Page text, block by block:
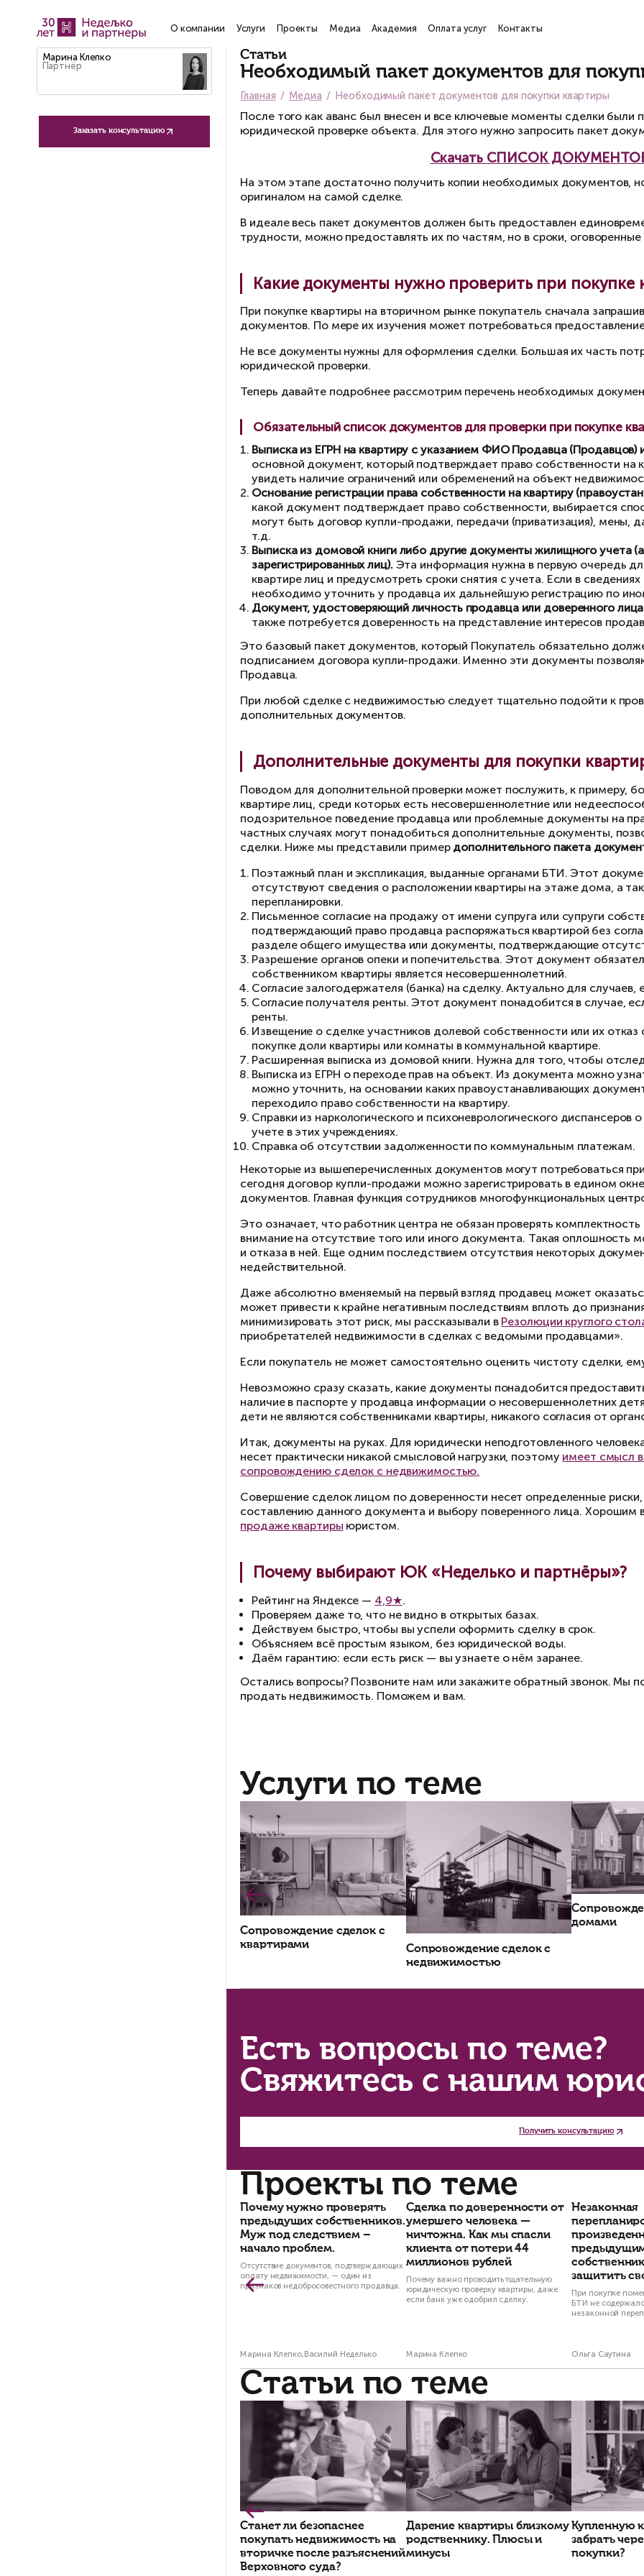
О компании Услуги Проекты Медиа Академия Оплата услуг
Марина Клепко
Статьи
Необходимый пакет
Главная Медиа Необходимый пакет документов
юридической проверке объекта. Для этого
На этом этапе достаточно получить копии
оригиналом на самой сделке.
В идеале весь пакет документов должен быть
трудности, можно предоставлять их по частям,
Какие документы нужно
При покупке квартиры на вторичном рынке
Не все документы нужны для оформления
юридической проверки.
Теперь давайте подробнее рассмотрим
Обязательный список документов для
Выписка из ЕГРН на квартиру с указанием
основной документ, который подтверждает
увидеть наличие ограничений или
Основание регистрации права
могут быть договор купли-продажи, передачи
т.д.
зарегистрированных лиц).Эта информация
квартире лиц и предусмотреть сроки снятия
Документ, удостоверяющий личность
Это базовый пакет документов, который
подписанием договора купли-продажи. Именно
Продавца.
При любой сделке с недвижимостью следует
дополнительных документов.
Дополнительные документы
Поводом для дополнительной проверки может
квартире лиц, среди которых есть
подозрительное поведение продавца или
частных случаях могут понадобиться
сделки. Ниже мы представили пример
Поэтажный план и экспликация, выданные
отсутствуют сведения о расположении
перепланировки.
Письменное согласие на продажу от имени
подтверждающий право продавца
разделе общего имущества или документы,
Разрешение органов опеки и попечительства.
собственником квартиры является
Согласие залогодержателя (банка) на сделку.
Согласие получателя ренты. Этот документ
ренты.
Извещение о сделке участников долевой
покупке доли квартиры или комнаты в
Расширенная выписка из домовой книги.
Выписка из ЕГРН о переходе прав на объект.
можно уточнить, на основании каких
Справки из наркологического и
учете в этих учреждениях.
Некоторые из вышеперечисленных документов
сегодня договор купли-продажи можно
документов. Главная функция сотрудников
Это означает, что работник центра не обязан
и отказа в ней. Еще одним последствием
недействительной.
Даже абсолютно вменяемый на первый взгляд
может привести к крайне негативным
минимизировать этот риск, мы рассказывали в
Если покупатель не может самостоятельно
Невозможно сразу сказать, какие документы
наличие в паспорте у продавца информации о
Итак, документы на руках. Для юридически
несет практически никакой смысловой нагрузки,
сопровождению сделок с недвижимостью.
Совершение сделок лицом по доверенности
составлению данного документа и выбору
продаже квартирыюристом.
Почему выбирают ЮК «Неделько
Действуем быстро, чтобы вы успели оформить
Объясняем всё простым языком, без
Даём гарантию: если есть риск — вы узнаете о
Остались вопросы? Позвоните нам или
продать недвижимость. Поможем и вам.
Услуги по теме
Сопровождение сделок с
квартирами
Сопровождение
недвижимостью
Есть вопросы по